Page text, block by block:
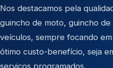
Nos destacamos pela
guincho de moto, guincho de
veículos, sempre focando
ótimo custo-benefício, seja
serviços programados.